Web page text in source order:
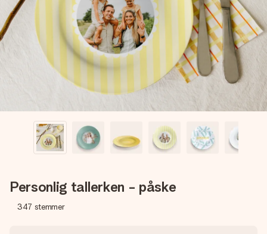
Lav noget særligt i blot få trin – med hendes navn, et
billede af dig eller en besked, der går lige i hendes hjerte.
Intet besvær men udelukkende en masse kærlighed i
øjeblikket.
Personlig tallerken - påske
347 stemmer